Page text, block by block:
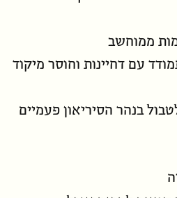
ממוחשב
עם דחיינות וחוסר מיקוד
בנהר הסיריאון פעמיים